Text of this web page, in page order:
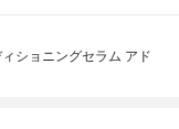
ショニングセラム アド